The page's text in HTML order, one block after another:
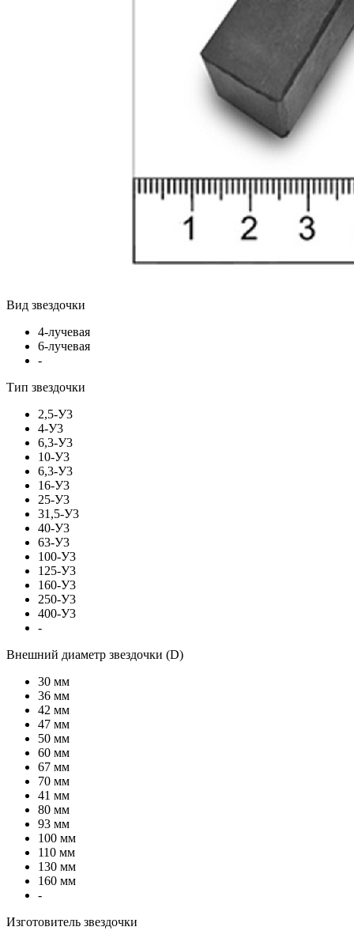
Вид звездочки
4-лучевая
6-лучевая
-
Тип звездочки
2,5-У3
4-У3
6,3-У3
10-У3
6,3-У3
16-У3
25-У3
31,5-У3
40-У3
63-У3
100-У3
125-У3
160-У3
250-У3
400-У3
-
Внешний диаметр звездочки (D)
30 мм
36 мм
42 мм
47 мм
50 мм
60 мм
67 мм
70 мм
41 мм
80 мм
93 мм
100 мм
110 мм
130 мм
160 мм
-
Изготовитель звездочки